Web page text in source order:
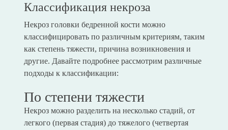
Классификация некроза
Некроз головки бедренной кости можно
классифицировать по различным критериям, таким
как степень тяжести, причина возникновения и
другие. Давайте подробнее рассмотрим различные
подходы к классификации:
По степени тяжести
Некроз можно разделить на несколько стадий, от
легкого (первая стадия) до тяжелого (четвертая